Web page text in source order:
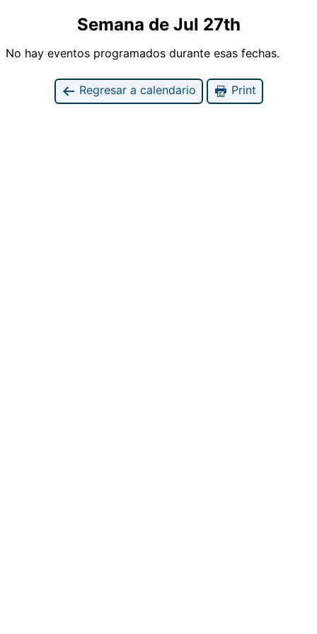
Semana de Jul 27th
No hay eventos programados durante esas fechas.
Regresar a calendario Print